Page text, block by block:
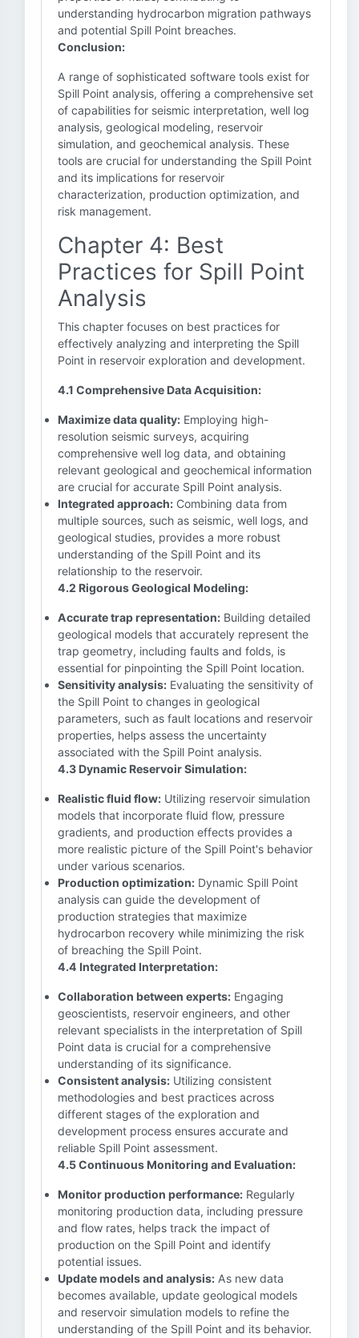
understanding hydrocarbon migration pathways
and potential Spill Point breaches.
Conclusion:
A range of sophisticated software tools exist for
Spill Point analysis, offering a comprehensive set
of capabilities for seismic interpretation, well log
analysis, geological modeling, reservoir
simulation, and geochemical analysis. These
tools are crucial for understanding the Spill Point
and its implications for reservoir
characterization, production optimization, and
risk management.
Chapter 4: Best
Practices for Spill Point
Analysis
This chapter focuses on best practices for
effectively analyzing and interpreting the Spill
Point in reservoir exploration and development.
4.1 Comprehensive Data Acquisition:
Maximize data quality: Employing high-
resolution seismic surveys, acquiring
comprehensive well log data, and obtaining
relevant geological and geochemical information
are crucial for accurate Spill Point analysis.
Integrated approach: Combining data from
multiple sources, such as seismic, well logs, and
geological studies, provides a more robust
understanding of the Spill Point and its
relationship to the reservoir.
4.2 Rigorous Geological Modeling:
Accurate trap representation: Building detailed
geological models that accurately represent the
trap geometry, including faults and folds, is
essential for pinpointing the Spill Point location.
Sensitivity analysis: Evaluating the sensitivity of
the Spill Point to changes in geological
parameters, such as fault locations and reservoir
properties, helps assess the uncertainty
associated with the Spill Point analysis.
4.3 Dynamic Reservoir Simulation:
Realistic fluid flow: Utilizing reservoir simulation
models that incorporate fluid flow, pressure
gradients, and production effects provides a
more realistic picture of the Spill Point's behavior
under various scenarios.
Production optimization: Dynamic Spill Point
analysis can guide the development of
production strategies that maximize
hydrocarbon recovery while minimizing the risk
of breaching the Spill Point.
4.4 Integrated Interpretation:
Collaboration between experts: Engaging
geoscientists, reservoir engineers, and other
relevant specialists in the interpretation of Spill
Point data is crucial for a comprehensive
understanding of its significance.
Consistent analysis: Utilizing consistent
methodologies and best practices across
different stages of the exploration and
development process ensures accurate and
reliable Spill Point assessment.
4.5 Continuous Monitoring and Evaluation:
Monitor production performance: Regularly
monitoring production data, including pressure
and flow rates, helps track the impact of
production on the Spill Point and identify
potential issues.
Update models and analysis: As new data
becomes available, update geological models
and reservoir simulation models to refine the
understanding of the Spill Point and its behavior.